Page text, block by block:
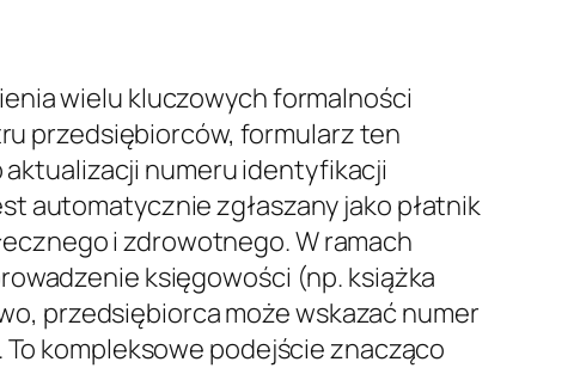
wielu kluczowych formalności
przedsiębiorców, formularz ten
aktualizacji numeru identyfikacji
automatycznie zgłaszany jako płatnik
i zdrowotnego. W ramach
księgowości (np. książka
przedsiębiorca może wskazać numer
kompleksowe podejście znacząco